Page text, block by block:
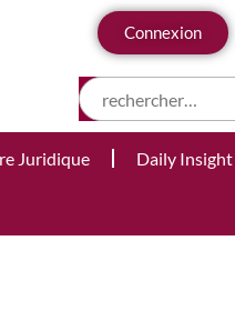
Connexion
Juridique Daily Insight